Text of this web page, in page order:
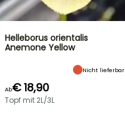
Helleborus orientalis
Anemone Yellow
Nicht lieferbar
Ab€ 18,90
Topf mit 2L/3L